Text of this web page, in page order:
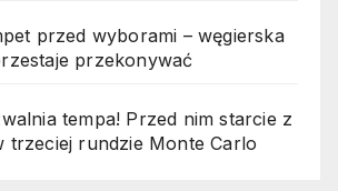
przed wyborami – węgierska
przekonywać
tempa! Przed nim starcie z
trzeciej rundzie Monte Carlo